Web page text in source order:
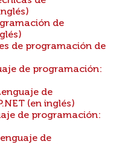
de
de programación de
de programación:
de
(en inglés)
de programación:
de